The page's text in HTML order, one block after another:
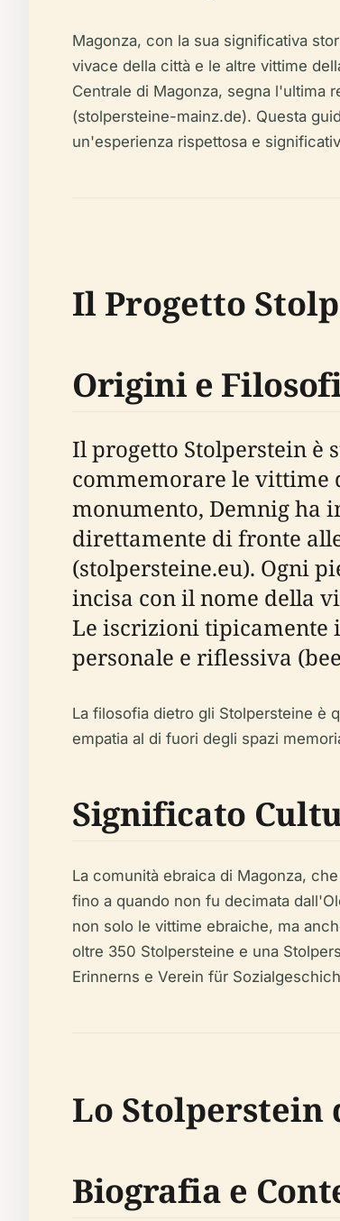
Magonza, con la sua significativa
vivace della città e le altre vittime
Centrale di Magonza, segna l'ultima
(stolpersteine-mainz.de). Questa
un'esperienza rispettosa e
Il Progetto
Origini e
Il progetto Stolperstein è
commemorare le vittime
monumento, Demnig
direttamente di fronte
(stolpersteine.eu). Ogni
incisa con il nome della
Le iscrizioni tipicamente
personale e riflessiva
La filosofia dietro gli Stolpersteine è
empatia al di fuori degli spazi
Significato
La comunità ebraica di Magonza,
fino a quando non fu decimata
non solo le vittime ebraiche, ma
oltre 350 Stolpersteine e una
Erinnerns e Verein für
Lo Stolperstein
Biografia e